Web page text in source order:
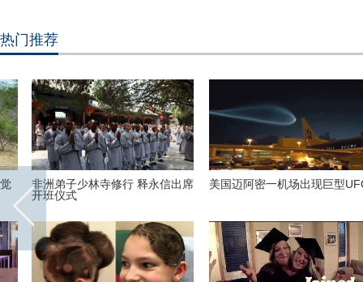
热门推荐
美国迈阿密一机场出现巨型UFO 高墙之内：探访泰国重刑犯监狱